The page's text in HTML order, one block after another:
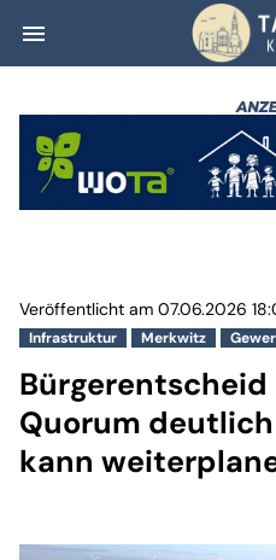
menu
Infrastruktur Merkwitz
Veröffentlicht am 07.06.2026
Bürgerentscheid
Quorum
kann